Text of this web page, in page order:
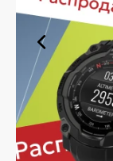
На нашей
выбор
рынка, так и
продукт в
качества. Вы
в Липецке в
ценой.